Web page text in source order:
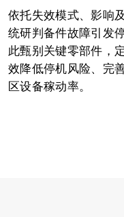
依托失效模式、影响
统研判备件故障引发
此甄别关键零部件，
效降低停机风险、完
区设备稼动率。